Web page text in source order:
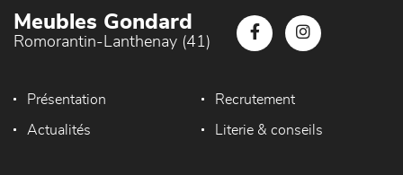
Meubles Gondard
Romorantin-Lanthenay (41)
Présentation Recrutement
Actualités Literie & conseils